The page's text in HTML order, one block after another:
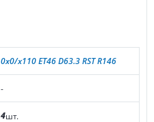
0x0/x110 ET46 D63.3 RST R146
-
4шт.